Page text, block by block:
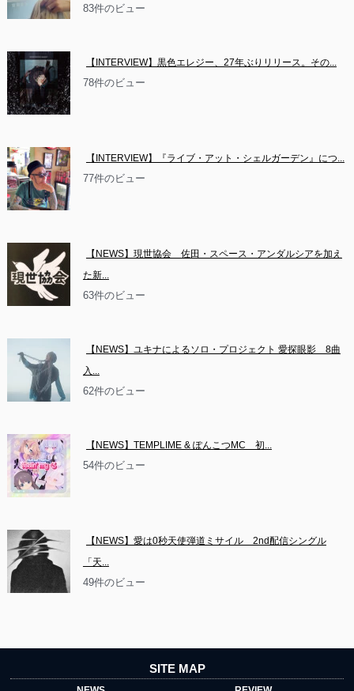
83件のビュー
【INTERVIEW】黒色エレジー、27年ぶりリリース。その...
78件のビュー
【INTERVIEW】『ライブ・アット・シェルガーデン』につ...
77件のビュー
【NEWS】現世協会　佐田・スペース・アンダルシアを加え
た新...
63件のビュー
【NEWS】ユキナによるソロ・プロジェクト 愛探眼影　8曲
入...
62件のビュー
【NEWS】TEMPLIME & ぽんこつMC　初...
54件のビュー
【NEWS】愛は0秒天使弾道ミサイル　2nd配信シングル
「天...
49件のビュー
SITE MAP